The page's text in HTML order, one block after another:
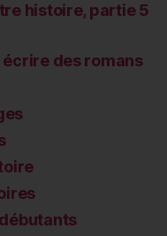
histoire, partie 5
des romans